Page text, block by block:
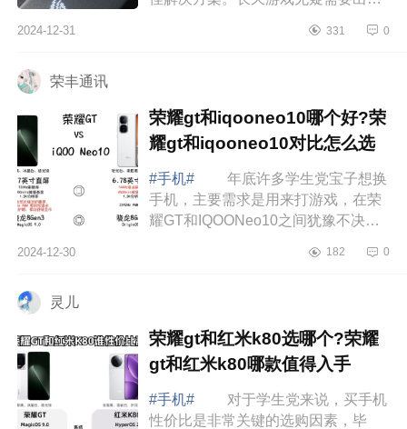
表现。作为目前开黑装备的独一档选
2024-12-31 331 0
荣丰通讯
荣耀gt和iqooneo10哪个好?荣
耀gt和iqooneo10对比怎么选
#手机#
年底许多学生党宝子想换
手机，主要需求是用来打游戏，在荣
耀GT和IQOONeo10之间犹豫不决，
iqooneo10哪个好?荣耀gt和
2024-12-30 182 0
灵儿
荣耀gt和红米k80选哪个?荣耀
gt和红米k80哪款值得入手
#手机#
对于学生党来说，买手机
性价比是非常关键的选购因素，毕